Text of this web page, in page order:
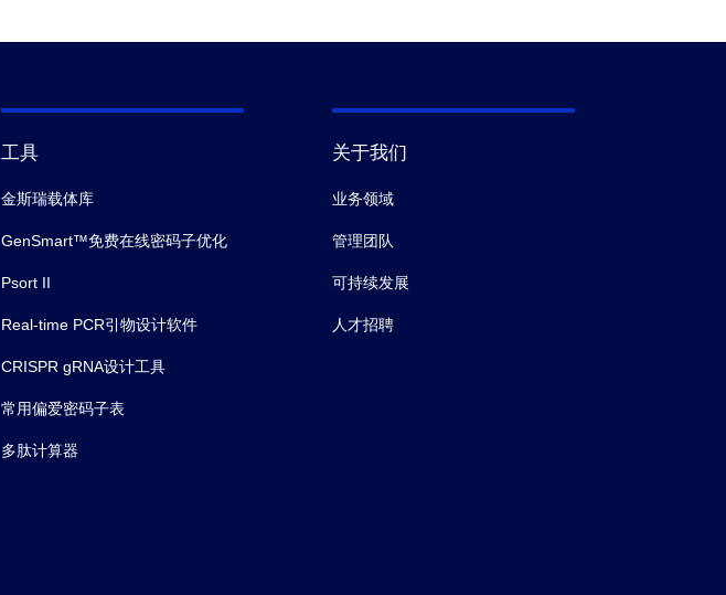
工具
金斯瑞载体库
GenSmart™免费在线密码子优化
Psort II
Real-time PCR引物设计软件
CRISPR gRNA设计工具
常用偏爱密码子表
多肽计算器
关于我们
业务领域
管理团队
可持续发展
人才招聘